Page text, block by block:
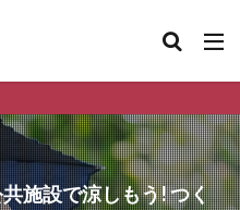
施設で涼しもう! つく